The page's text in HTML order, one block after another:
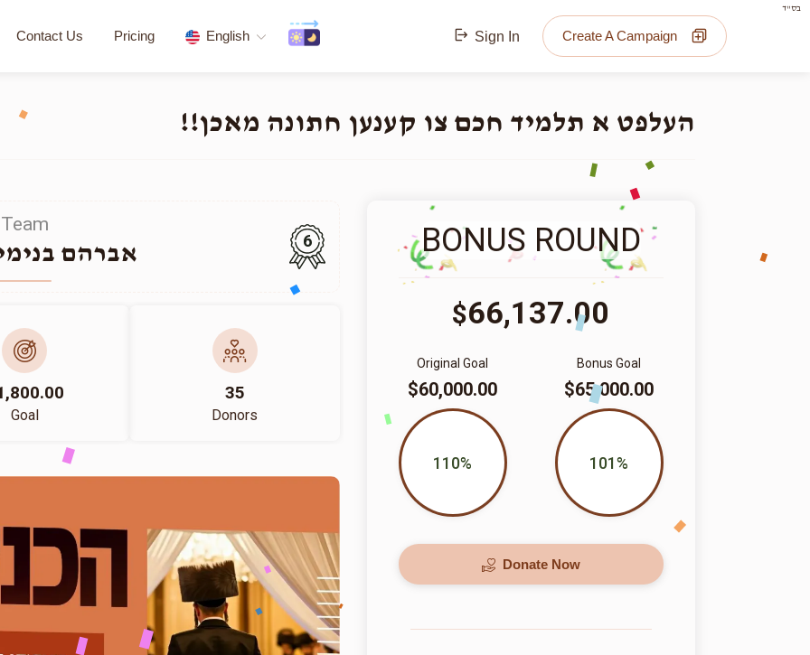
בס"ד
Contact Us Pricing English Sign In Create A Campaign
העלפט א תלמיד חכם צו קענען חתונה מאכן!!
Team
אברהם 6
Goal
35
Donors
BONUS ROUND
$66,137.00
Bonus Goal
$65,000.00
101%
Original Goal
$60,000.00
110%
Donate Now